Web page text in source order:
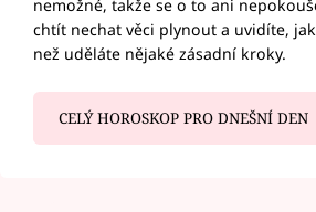
nemožné, takže se o to ani
chtít nechat věci plynout a uvidíte,
než uděláte nějaké zásadní kroky.
CELÝ HOROSKOP PRO DNEŠNÍ DEN